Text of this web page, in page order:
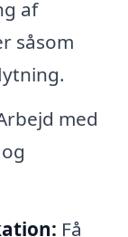
af
såsom
med
Få